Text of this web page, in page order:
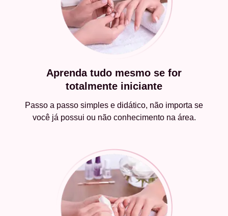
Aprenda tudo mesmo se for
totalmente iniciante
Passo a passo simples e didático, não importa se
você já possui ou não conhecimento na área.